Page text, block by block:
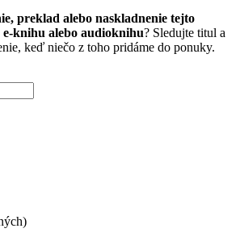
preklad alebo naskladnenie tejto
e-knihu alebo audioknihu? Sledujte titul a
keď niečo z toho pridáme do ponuky.